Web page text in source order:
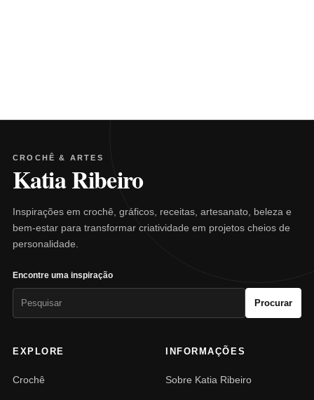
CROCHÊ & ARTES
Katia Ribeiro
Inspirações em crochê, gráficos, receitas, artesanato, beleza e
bem-estar para transformar criatividade em projetos cheios de
personalidade.
Encontre uma inspiração
Procurar
EXPLORE
Crochê
INFORMAÇÕES
Sobre Katia Ribeiro